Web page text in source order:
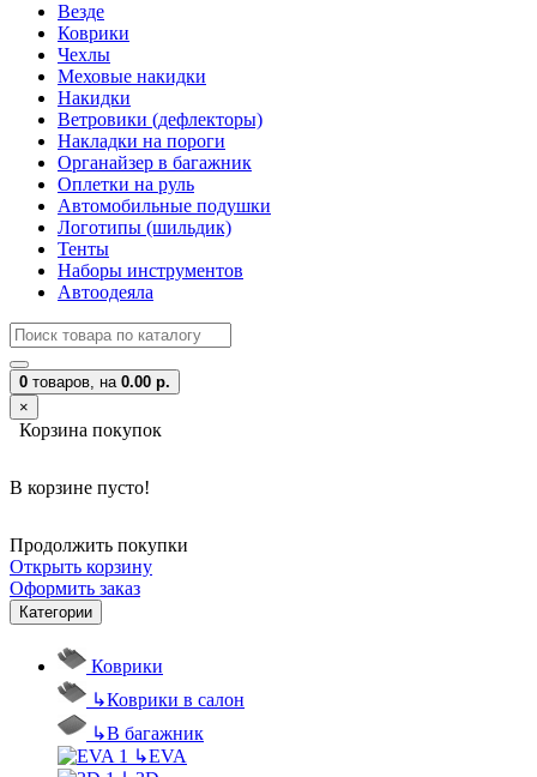
Везде
Коврики
Чехлы
Меховые накидки
Накидки
Ветровики (дефлекторы)
Накладки на пороги
Органайзер в багажник
Оплетки на руль
Автомобильные подушки
Логотипы (шильдик)
Тенты
Наборы инструментов
Автоодеяла
0 товаров, на 0.00 р.
×
Корзина покупок
В корзине пусто!
Продолжить покупки
Открыть корзину
Оформить заказ
Категории
Коврики
↳Коврики в салон
↳В багажник
↳EVA